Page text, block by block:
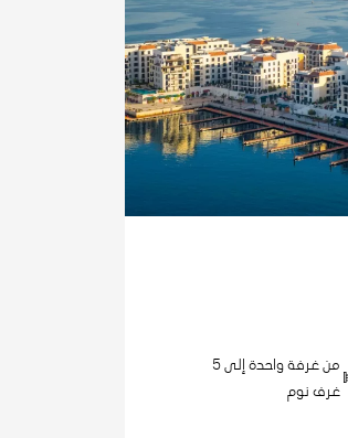
من غرفة واحدة إلى 5
غرف نوم